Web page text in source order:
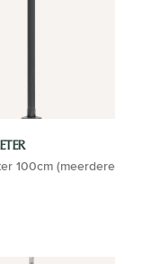
100cm (meerdere